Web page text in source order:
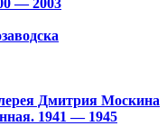
Дмитрия Москина
1941 — 1945